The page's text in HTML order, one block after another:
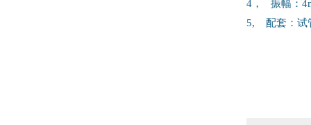
4， 振幅：
5, 配套：试